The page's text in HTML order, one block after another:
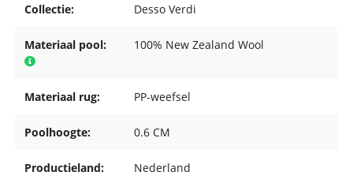
Collectie: Desso Verdi
Materiaal pool: 100% New Zealand Wool
Materiaal rug: PP-weefsel
Poolhoogte: 0.6 CM
Productieland: Nederland